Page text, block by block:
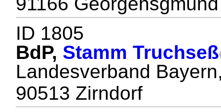
ID 1805
BdP, Stamm Truchseß
Landesverband
90513 Zirndorf